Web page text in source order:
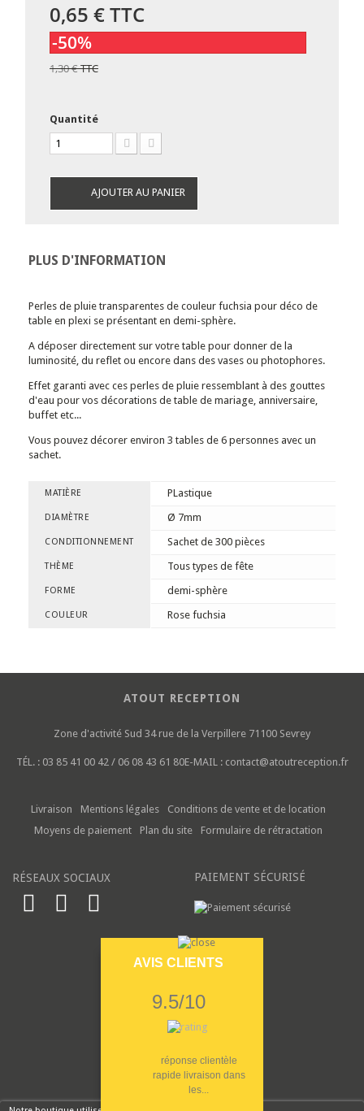
0,65 €TTC
-50%
1,30 €TTC
Quantité
AJOUTER AU PANIER
PLUS D'INFORMATION
Perles de pluie transparentes de couleur fuchsia pour déco de
table en plexi se présentant en demi-sphère.
A déposer directement sur votre table pour donner de la
luminosité, du reflet ou encore dans des vases ou photophores.
Effet garanti avec ces perles de pluie ressemblant à des gouttes
d'eau pour vos décorations de table de mariage, anniversaire,
buffet etc...
Vous pouvez décorer environ 3 tables de 6 personnes avec un
sachet.
MATIÈRE PLastique
DIAMÈTRE Ø 7mm
CONDITIONNEMENT Sachet de 300 pièces
THÈME Tous types de fête
FORME demi-sphère
COULEUR Rose fuchsia
ATOUT RECEPTION
Zone d'activité Sud 34 rue de la Verpillere 71100 Sevrey
TÉL. : 03 85 41 00 42 / 06 08 43 61 80E-MAIL : contact@atoutreception.fr
Livraison Mentions légales
Conditions de vente et de location
Moyens de paiement
Plan du site Formulaire de rétractation
RÉSEAUX SOCIAUX PAIEMENT SÉCURISÉ
AVIS CLIENTS
9.5/10
réponse clientèle
rapide livraison dans
les...